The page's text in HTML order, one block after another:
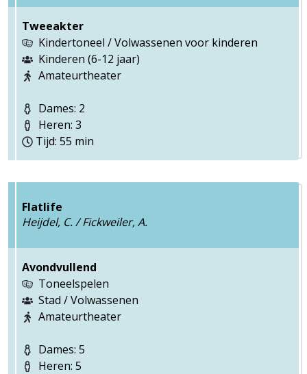
Tweeakter
Kindertoneel / Volwassenen voor kinderen
Kinderen (6-12 jaar)
Amateurtheater
Dames: 2
Heren: 3
Tijd: 55 min
Flatlife
Heijdel, C. / Fickweiler, A.
Avondvullend
Toneelspelen
Stad / Volwassenen
Amateurtheater
Dames: 5
Heren: 5